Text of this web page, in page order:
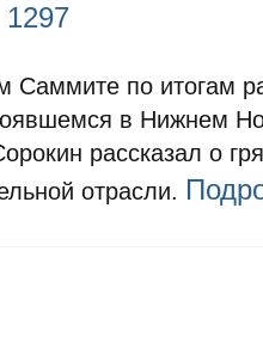
1297
Саммите по итогам
в Нижнем
рассказал о
отрасли.